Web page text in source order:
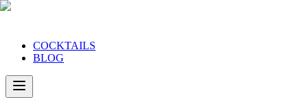
COCKTAILS
BLOG